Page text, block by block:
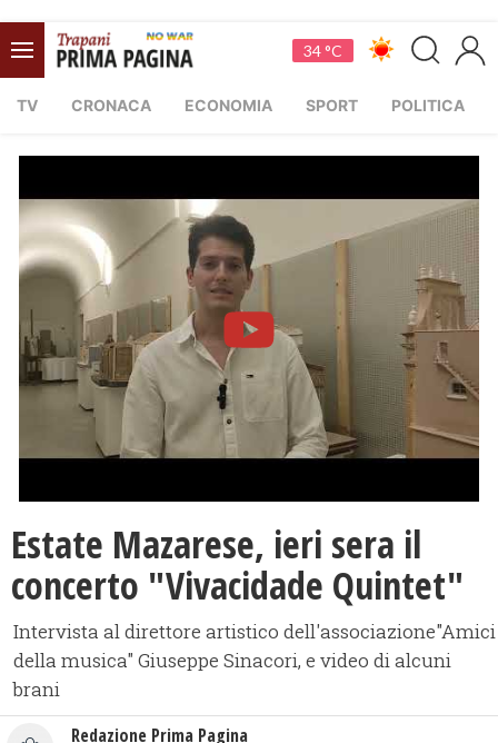
34 °C
TV CRONACA ECONOMIA SPORT POLITICA
Estate Mazarese, ieri sera il
concerto "Vivacidade Quintet"
Intervista al direttore artistico dell'associazione"Amici
della musica" Giuseppe Sinacori, e video di alcuni
brani
Redazione Prima Pagina